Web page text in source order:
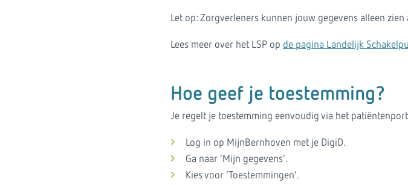
Let op: Zorgverleners kunnen jouw gegevens alleen
Lees meer over het LSP op de pagina Landelijk
Hoe geef je toestemming?
Je regelt je toestemming eenvoudig via het
Log in op MijnBernhoven met je DigiD.
Ga naar ‘Mijn gegevens’.
Kies voor ‘Toestemmingen’.